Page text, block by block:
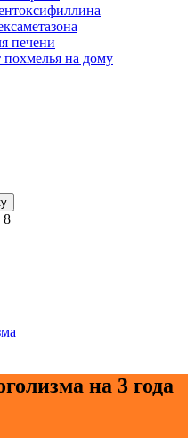
печени
на дому
8
на 3 года